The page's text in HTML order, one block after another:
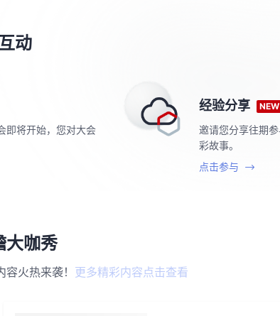
动
即将开始，您对大会
经验分享 NEW
邀请您分享往期
彩故事。
点击参与
大咖秀
火热来袭！ 更多精彩内容点击查看